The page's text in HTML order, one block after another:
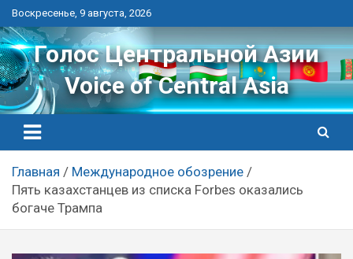
Перейти
к
контенту
Воскресенье, 9 августа, 2026
Голос Центральной Азии
Voice of Central Asia
Главная
Международное обозрение
Пять казахстанцев из списка Forbes оказались
богаче Трампа